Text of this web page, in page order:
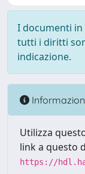
I documenti
tutti i diritti
indicazione.
Utilizza
link a questo
https://